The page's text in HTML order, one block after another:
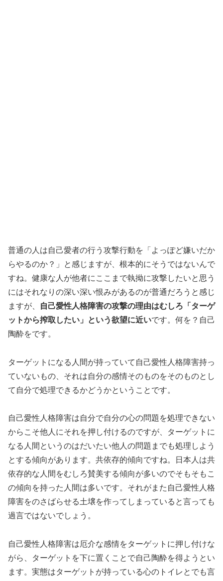
普通の人は自己愛者の行う攻撃行動を「よっぽど嫌いだか
らやるのか？」と感じますが、根本的にそうではないんで
すね。健康な人が他者にここまで執拗に攻撃したいと思う
にはそれなりの深い深い恨みがあるのが普通だろうと感じ
ますが、
自己愛性人格障害の攻撃の理由はむしろ「ターゲ
ットから搾取したい」という欲望に近いです。何を？自己
陶酔をです。
ターゲットになる人間が持っていて自己愛性人格障害持っ
ていないもの、それは自分の感情そのものをそのものとし
て自分で処理できるかどうかということです。
自己愛性人格障害は自分で自分の心の問題を処理できない
からこそ他人にそれを押し付けるのですが、ターゲットに
なる人間というのはだいたい他人の問題までも処理しよう
とする傾向があります。共依存的傾向ですね。日本人は共
依存的な人間をむしろ賛美する傾向が多いのでそもそもこ
の傾向を持った人間は多いです。それがまた自己愛性人格
障害をのさばらせる土壌を作ってしまっていると言っても
過言ではないでしょう。
自己愛性人格障害は厄介な感情をターゲットに押し付けな
がら、ターゲットを下に置くことで自己陶酔を得ようとい
ます。実態はターゲットが持っている心のトイレとでも言